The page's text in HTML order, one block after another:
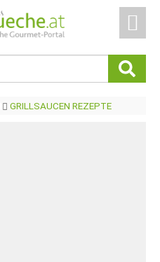
GRILLSAUCEN REZEPTE